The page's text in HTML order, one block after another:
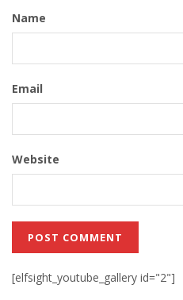
Name
Email
Website
[elfsight_youtube_gallery id="2"]